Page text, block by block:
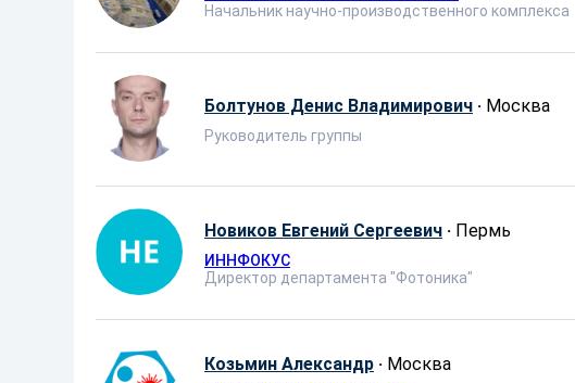
Начальник научно-производственного комплекса
Болтунов Денис Владимирович · Москва
Руководитель группы
Новиков Евгений Сергеевич · Пермь
ИННФОКУС
Директор департамента "Фотоника"
Козьмин Александр · Москва